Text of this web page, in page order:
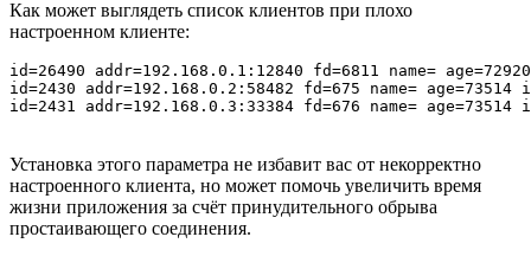
Как может выглядеть список клиентов при плохо
настроенном клиенте:
id=26490 addr=192.168.0.1:12840 fd=6811 name=
id=2430 addr=192.168.0.2:58482 fd=675 name=
Установка этого параметра не избавит вас от некорректно
настроенного клиента, но может помочь увеличить время
жизни приложения за счёт принудительного обрыва
простаивающего соединения.